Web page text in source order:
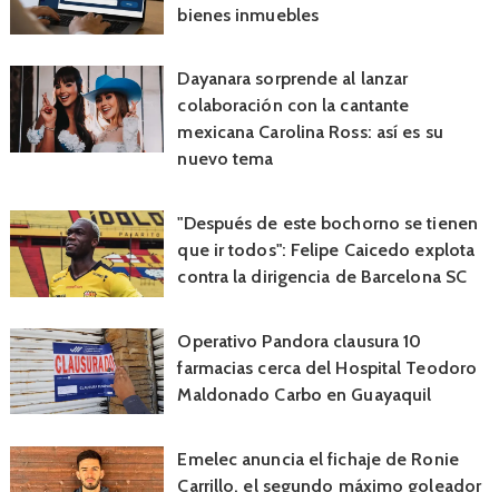
bienes inmuebles
Dayanara sorprende al lanzar
colaboración con la cantante
mexicana Carolina Ross: así es su
nuevo tema
"Después de este bochorno se tienen
que ir todos": Felipe Caicedo explota
contra la dirigencia de Barcelona SC
Operativo Pandora clausura 10
farmacias cerca del Hospital Teodoro
Maldonado Carbo en Guayaquil
Emelec anuncia el fichaje de Ronie
Carrillo, el segundo máximo goleador